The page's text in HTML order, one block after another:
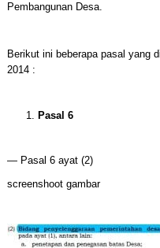
Pembangunan Desa.
Berikut ini beberapa pasal yang
2014 :
Pasal 6
— Pasal 6 ayat (2)
screenshoot gambar